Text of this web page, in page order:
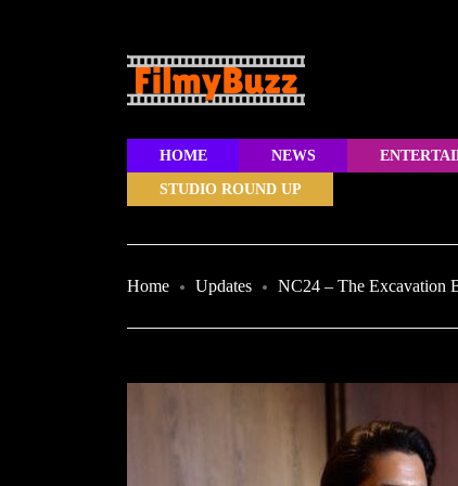
HOME NEWS
STUDIO ROUND UP
Home Updates NC24 – The Excavation